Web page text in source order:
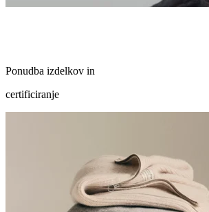
Ponudba izdelkov in
certificiranje